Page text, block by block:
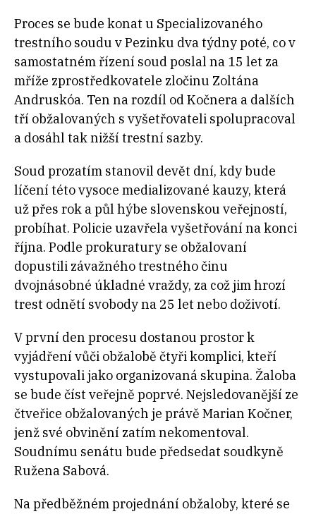
Proces se bude konat u Specializovaného
trestního soudu v Pezinku dva týdny poté, co v
samostatném řízení soud poslal na 15 let za
mříže zprostředkovatele zločinu Zoltána
Andruskóa. Ten na rozdíl od Kočnera a dalších
tří obžalovaných s vyšetřovateli spolupracoval
a dosáhl tak nižší trestní sazby.
Soud prozatím stanovil devět dní, kdy bude
líčení této vysoce medializované kauzy, která
už přes rok a půl hýbe slovenskou veřejností,
probíhat. Policie uzavřela vyšetřování na konci
října. Podle prokuratury se obžalovaní
dopustili závažného trestného činu
dvojnásobné úkladné vraždy, za což jim hrozí
trest odnětí svobody na 25 let nebo doživotí.
V první den procesu dostanou prostor k
vyjádření vůči obžalobě čtyři komplici, kteří
vystupovali jako organizovaná skupina. Žaloba
se bude číst veřejně poprvé. Nejsledovanější ze
čtveřice obžalovaných je právě Marian Kočner,
jenž své obvinění zatím nekomentoval.
Soudnímu senátu bude předsedat soudkyně
Ružena Sabová.
Na předběžném projednání obžaloby, které se